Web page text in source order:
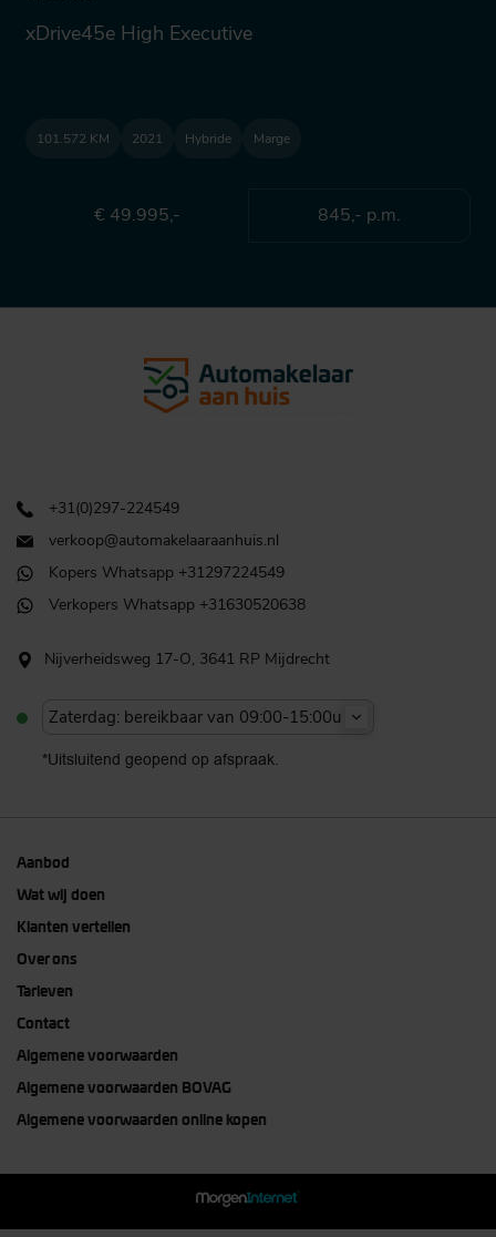
xDrive45e High Executive
101.572 KM 2021 Hybride Marge
€ 49.995,- 845,- p.m.
+31(0)297-224549
verkoop@automakelaaraanhuis.nl
Kopers Whatsapp +31297224549
Verkopers Whatsapp +31630520638
Nijverheidsweg 17-O, 3641 RP Mijdrecht
Zaterdag: bereikbaar van 09:00-15:00u
*Uitsluitend geopend op afspraak.
Aanbod
Wat wij doen
Klanten vertellen
Over ons
Tarieven
Contact
Algemene voorwaarden
Algemene voorwaarden BOVAG
Algemene voorwaarden online kopen